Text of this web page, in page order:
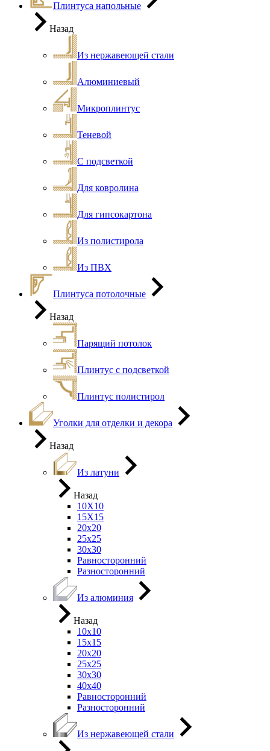
Плинтуса напольные
Назад
Из нержавеющей стали
Алюминиевый
Микроплинтус
Теневой
С подсветкой
Для ковролина
Для гипсокартона
Из полистирола
Из ПВХ
Плинтуса потолочные
Назад
Парящий потолок
Плинтус с подсветкой
Плинтус полистирол
Уголки для отделки и декора
Назад
Из латуни
Назад
10Х10
15Х15
20х20
25х25
30х30
Равносторонний
Разносторонний
Из алюминия
Назад
10х10
15х15
20х20
25х25
30х30
40х40
Равносторонний
Разносторонний
Из нержавеющей стали